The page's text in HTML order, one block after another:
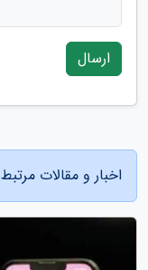
ارسال
اخبار و مقالات مرتبط